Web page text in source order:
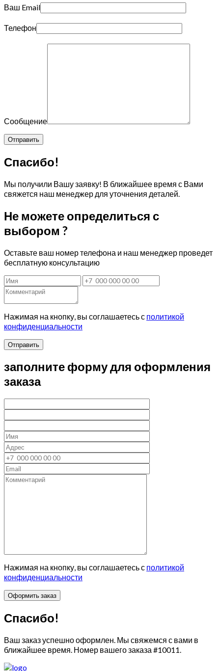
Ваш Email
Телефон
Сообщение
Спасибо!
Мы получили Вашу заявку! В ближайшее время с Вами
свяжется наш менеджер для уточнения деталей.
Не можете определиться с
выбором ?
Оставьте ваш номер телефона и наш менеджер проведет
бесплатную консультацию
Нажимая на кнопку, вы соглашаетесь с политикой
конфиденциальности
Отправить
заполните форму для оформления
заказа
Нажимая на кнопку, вы соглашаетесь с политикой
конфиденциальности
Спасибо!
Ваш заказ успешно оформлен. Мы свяжемся с вами в
ближайшее время. Номер вашего заказа #10011.